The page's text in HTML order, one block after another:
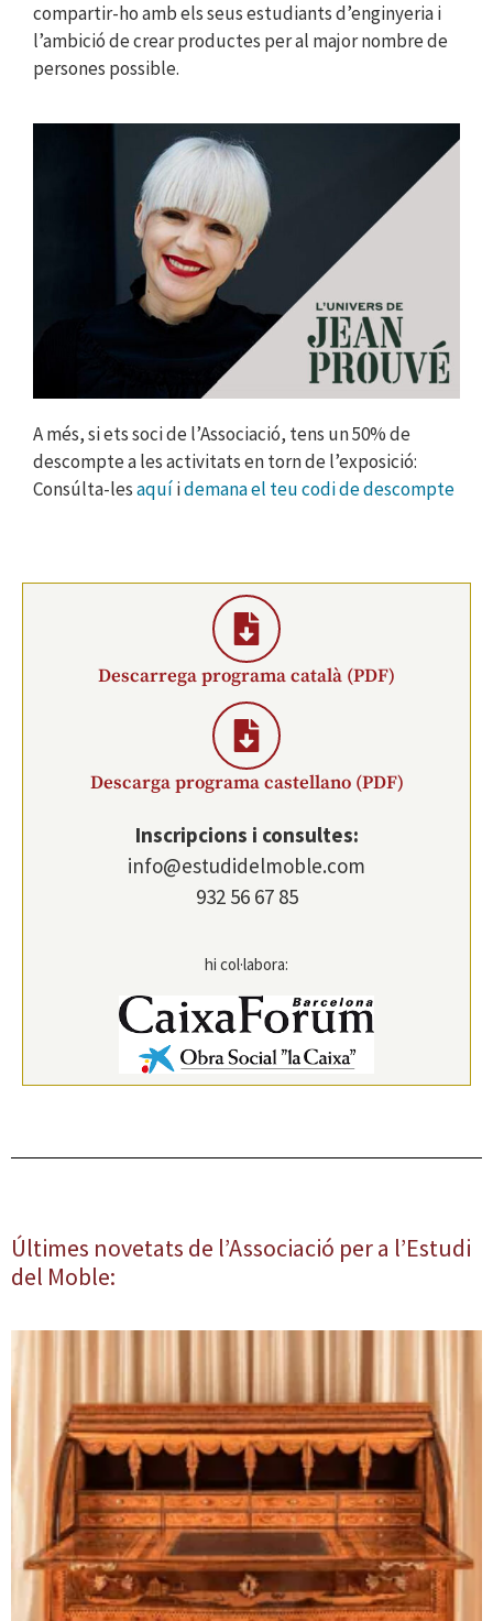
compartir-ho amb els seus estudiants d’enginyeria i
l’ambició de crear productes per al major nombre de
persones possible.
A més, si ets soci de l’Associació, tens un 50% de
descompte a les activitats en torn de l’exposició:
Consúlta-lesaquíidemana el teu codi de descompte
Descarrega programa català (PDF)
Descarga programa castellano (PDF)
Inscripcions i consultes:
info@estudidelmoble.com
932 56 67 85
hi col·labora:
Últimes novetats de l’Associació per a l’Estudi
del Moble: